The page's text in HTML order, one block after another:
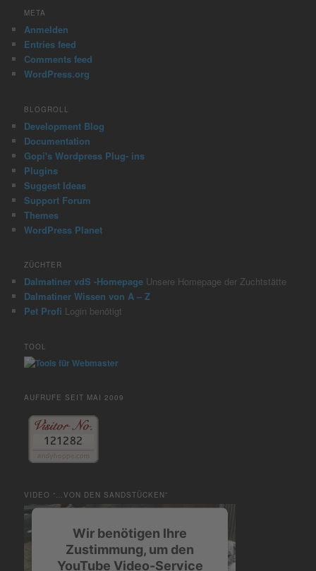
r
h
META
Anmelden
Entries feed
Comments feed
WordPress.org
BLOGROLL
Development Blog
Documentation
Gopi's Wordpress Plug- ins
Plugins
Suggest Ideas
Support Forum
Themes
WordPress Planet
ZÜCHTER
Dalmatiner vdS -Homepage Unsere Homepage der Zuchtstätte
Dalmatiner Wissen von A – Z
Pet Profi Login benötigt
TOOL
AUFRUFE SEIT MAI 2009
VIDEO “…VON DEN SANDSTÜCKEN”
Wir benötigen Ihre
Zustimmung, um den
YouTube Video-Service